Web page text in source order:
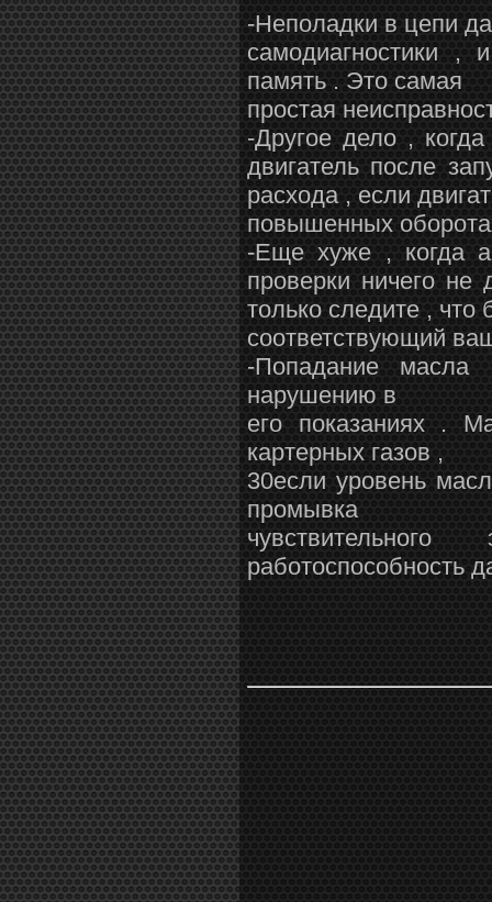
-Неполадки в цепи
самодиагностики ,
память . Это самая
простая
-Другое дело ,
двигатель после
расхода , если
повышенных
-Еще хуже , когда
проверки ничего не
только следите , что
соответствующий
-Попадание масла
нарушению в
его показаниях .
картерных газов ,
30если уровень
промывка
работоспособность